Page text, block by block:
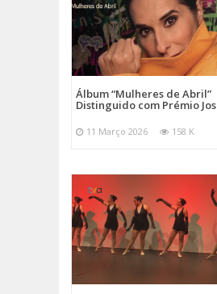
Álbum “Mulheres de Abril”
Distinguido com Prémio
11 Março 2026 158 K